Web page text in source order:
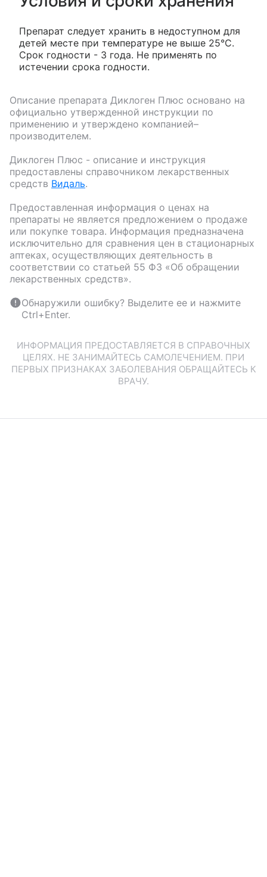
Препарат следует хранить в недоступном для
детей месте при температуре не выше 25°С.
Срок годности - 3 года. Не применять по
истечении срока годности.
Описание препарата Диклоген Плюс основано на
официально утвержденной инструкции по
применению и утверждено компанией–
производителем.
Диклоген Плюс - описание и инструкция
предоставлены справочником лекарственных
средств Видаль.
Предоставленная информация о ценах на
препараты не является предложением о продаже
или покупке товара. Информация предназначена
исключительно для сравнения цен в стационарных
аптеках, осуществляющих деятельность в
соответствии со статьей 55 ФЗ «Об обращении
лекарственных средств».
Обнаружили ошибку? Выделите ее и нажмите
Ctrl+Enter.
ИНФОРМАЦИЯ ПРЕДОСТАВЛЯЕТСЯ В СПРАВОЧНЫХ
ЦЕЛЯХ. НЕ ЗАНИМАЙТЕСЬ САМОЛЕЧЕНИЕМ. ПРИ
ПЕРВЫХ ПРИЗНАКАХ ЗАБОЛЕВАНИЯ ОБРАЩАЙТЕСЬ К
ВРАЧУ.